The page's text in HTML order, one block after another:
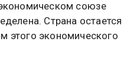
союзе
Страна остается
этого экономического